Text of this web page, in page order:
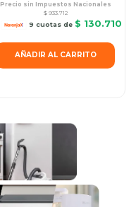
Precio sin Impuestos Nacionales
$ 933.712
9 cuotas de $ 130.710
AÑADIR AL CARRITO